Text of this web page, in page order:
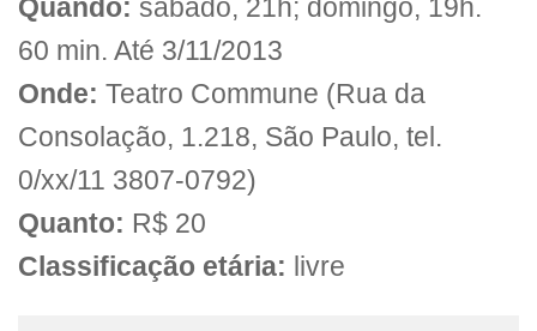
Quando: sábado, 21h; domingo, 19h.
60 min. Até 3/11/2013
Onde: Teatro Commune (Rua da
Consolação, 1.218, São Paulo, tel.
0/xx/11 3807-0792)
Quanto: R$ 20
Classificação etária: livre